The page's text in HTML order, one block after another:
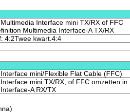
Interface mini TX/RX of FFC
Multimedia Interface-A TX/RX
4:2Twee kwart.4:4
mini/Flexible Flat Cable (FFC)
mini TX/RX, of FFC omzetten in
A RX/TX